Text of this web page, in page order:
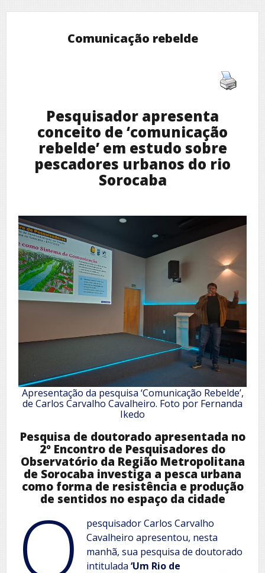
Comunicação rebelde
Pesquisador apresenta
conceito de ‘comunicação
rebelde’ em estudo sobre
pescadores urbanos do rio
Sorocaba
Apresentação da pesquisa ‘Comunicação Rebelde’,
de Carlos Carvalho Cavalheiro. Foto por Fernanda
Ikedo
Pesquisa de doutorado apresentada no
2º Encontro de Pesquisadores do
Observatório da Região Metropolitana
de Sorocaba investiga a pesca urbana
como forma de resistência e produção
de sentidos no espaço da cidade
O
pesquisador Carlos Carvalho
Cavalheiro apresentou, nesta
manhã, sua pesquisa de doutorado
intitulada‘Um Rio de